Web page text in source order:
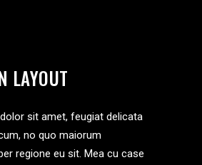
LAYOUT
sit amet, feugiat delicata
no quo maiorum
regione eu sit. Mea cu case